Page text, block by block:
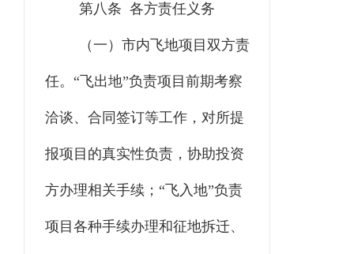
第八条 各方责任义务
（一）市内飞地项目双方责
任。 “飞出地”负责项目前期考察
洽谈、合同签订等工作，对所提
报项目的真实性负责，协助投资
方办理相关手续；“飞入地”负责
项目各种手续办理和征地拆迁、